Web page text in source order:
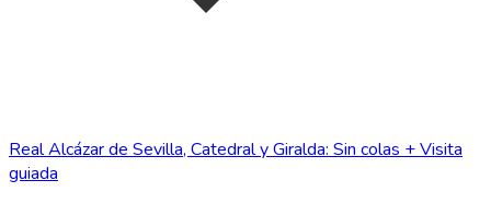
Real Alcázar de Sevilla, Catedral y Giralda: Sin colas + Visita
guiada